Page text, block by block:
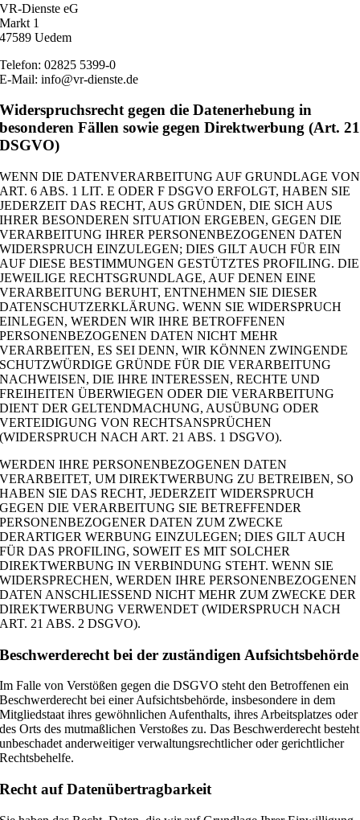
VR-Dienste eG
Markt 1
47589 Uedem
Telefon: 02825 5399-0
E-Mail: info@vr-dienste.de
Widerspruchsrecht gegen die Datenerhebung in
besonderen Fällen sowie gegen Direktwerbung (Art. 21
DSGVO)
WENN DIE DATENVERARBEITUNG AUF GRUNDLAGE VON
ART. 6 ABS. 1 LIT. E ODER F DSGVO ERFOLGT, HABEN SIE
JEDERZEIT DAS RECHT, AUS GRÜNDEN, DIE SICH AUS
IHRER BESONDEREN SITUATION ERGEBEN, GEGEN DIE
VERARBEITUNG IHRER PERSONENBEZOGENEN DATEN
WIDERSPRUCH EINZULEGEN; DIES GILT AUCH FÜR EIN
AUF DIESE BESTIMMUNGEN GESTÜTZTES PROFILING. DIE
JEWEILIGE RECHTSGRUNDLAGE, AUF DENEN EINE
VERARBEITUNG BERUHT, ENTNEHMEN SIE DIESER
DATENSCHUTZERKLÄRUNG. WENN SIE WIDERSPRUCH
EINLEGEN, WERDEN WIR IHRE BETROFFENEN
PERSONENBEZOGENEN DATEN NICHT MEHR
VERARBEITEN, ES SEI DENN, WIR KÖNNEN ZWINGENDE
SCHUTZWÜRDIGE GRÜNDE FÜR DIE VERARBEITUNG
NACHWEISEN, DIE IHRE INTERESSEN, RECHTE UND
FREIHEITEN ÜBERWIEGEN ODER DIE VERARBEITUNG
DIENT DER GELTENDMACHUNG, AUSÜBUNG ODER
VERTEIDIGUNG VON RECHTSANSPRÜCHEN
(WIDERSPRUCH NACH ART. 21 ABS. 1 DSGVO).
WERDEN IHRE PERSONENBEZOGENEN DATEN
VERARBEITET, UM DIREKTWERBUNG ZU BETREIBEN, SO
HABEN SIE DAS RECHT, JEDERZEIT WIDERSPRUCH
GEGEN DIE VERARBEITUNG SIE BETREFFENDER
PERSONENBEZOGENER DATEN ZUM ZWECKE
DERARTIGER WERBUNG EINZULEGEN; DIES GILT AUCH
FÜR DAS PROFILING, SOWEIT ES MIT SOLCHER
DIREKTWERBUNG IN VERBINDUNG STEHT. WENN SIE
WIDERSPRECHEN, WERDEN IHRE PERSONENBEZOGENEN
DATEN ANSCHLIESSEND NICHT MEHR ZUM ZWECKE DER
DIREKTWERBUNG VERWENDET (WIDERSPRUCH NACH
ART. 21 ABS. 2 DSGVO).
Beschwerde­recht bei der zuständigen Aufsichts­behörde
Im Falle von Verstößen gegen die DSGVO steht den Betroffenen ein
Beschwerderecht bei einer Aufsichtsbehörde, insbesondere in dem
Mitgliedstaat ihres gewöhnlichen Aufenthalts, ihres Arbeitsplatzes oder
des Orts des mutmaßlichen Verstoßes zu. Das Beschwerderecht besteht
unbeschadet anderweitiger verwaltungsrechtlicher oder gerichtlicher
Rechtsbehelfe.
Recht auf Daten­übertrag­barkeit